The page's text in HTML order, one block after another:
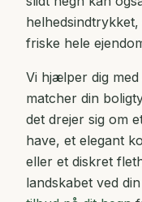
friske hele
Vi hjælper dig
matcher din
det drejer sig om
have, et elegant
eller et diskret
landskabet ved